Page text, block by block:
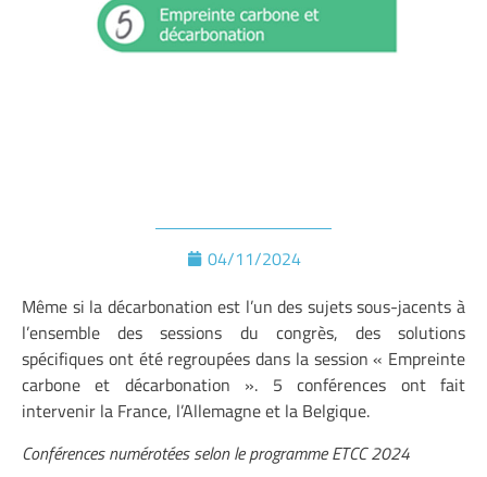
04/11/2024
Même si la décarbonation est l’un des sujets sous-jacents à
l’ensemble des sessions du congrès, des solutions
spécifiques ont été regroupées dans la session « Empreinte
carbone et décarbonation ». 5 conférences ont fait
intervenir la France, l’Allemagne et la Belgique.
Conférences numérotées selonle programme ETCC 2024